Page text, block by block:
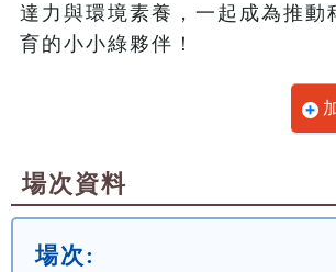
達力與環境素養，一起成為推動
育的小小綠夥伴！
場次資料
場次: